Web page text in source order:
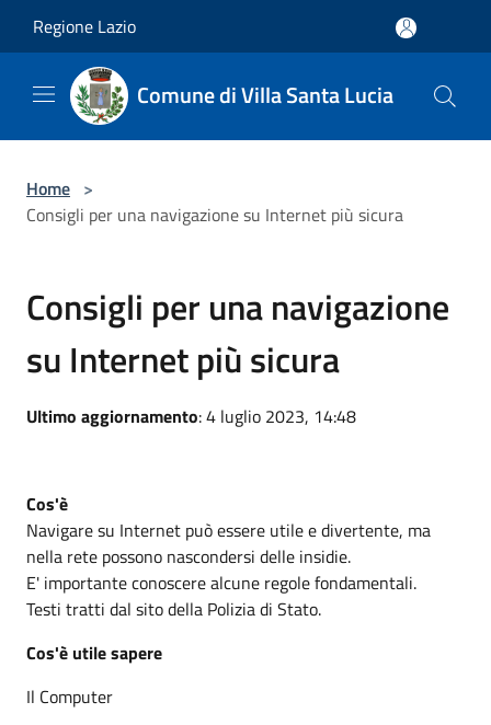
Regione Lazio
Comune di Villa Santa Lucia
Home >
Consigli per una navigazione su Internet più sicura
Consigli per una navigazione
su Internet più sicura
Ultimo aggiornamento: 4 luglio 2023, 14:48
Cos'è
Navigare su Internet può essere utile e divertente, ma
nella rete possono nascondersi delle insidie.
E' importante conoscere alcune regole fondamentali.
Testi tratti dal sito della Polizia di Stato.
Cos'è utile sapere
Il Computer